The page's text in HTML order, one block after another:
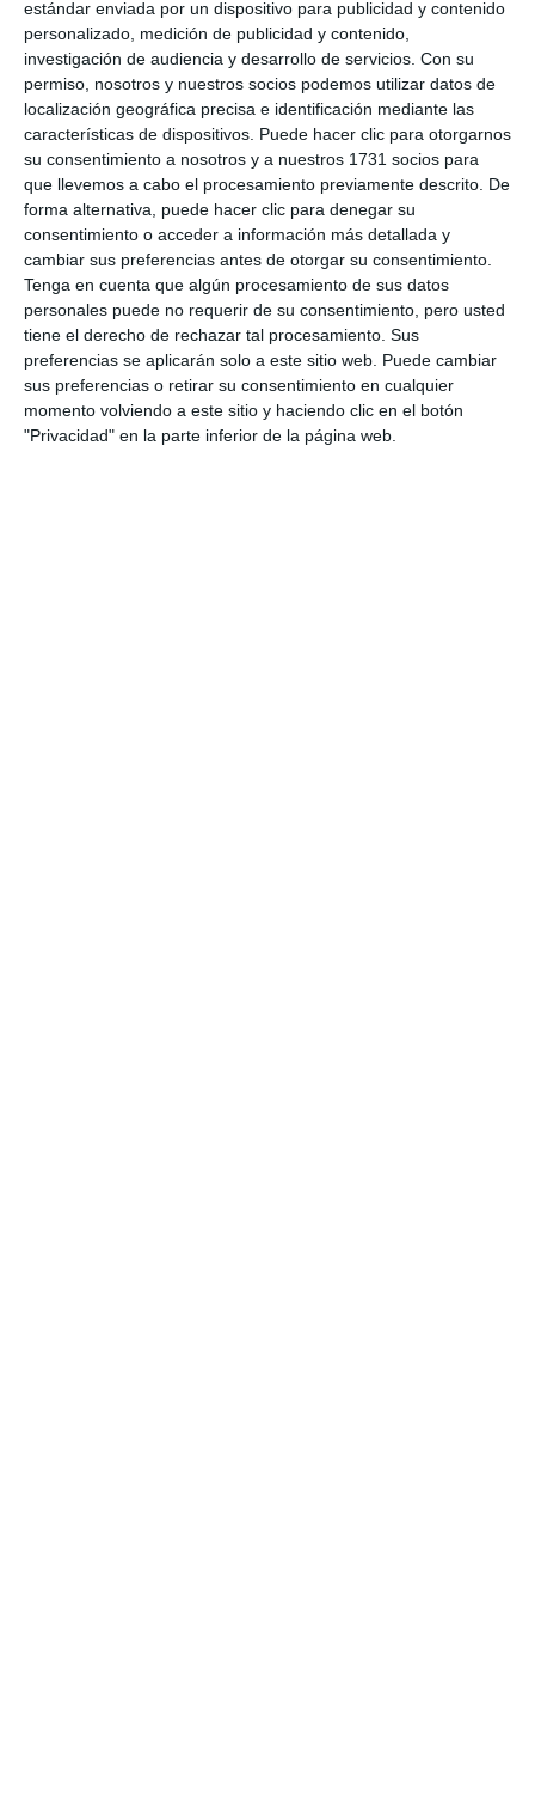
estándar enviada por un dispositivo para publicidad y contenido
personalizado, medición de publicidad y contenido,
investigación de audiencia y desarrollo de servicios. Con su
permiso, nosotros y nuestros socios podemos utilizar datos de
localización geográfica precisa e identificación mediante las
características de dispositivos. Puede hacer clic para otorgarnos
su consentimiento a nosotros y a nuestros 1731 socios para
que llevemos a cabo el procesamiento previamente descrito. De
forma alternativa, puede hacer clic para denegar su
consentimiento o acceder a información más detallada y
cambiar sus preferencias antes de otorgar su consentimiento.
Tenga en cuenta que algún procesamiento de sus datos
personales puede no requerir de su consentimiento, pero usted
tiene el derecho de rechazar tal procesamiento. Sus
preferencias se aplicarán solo a este sitio web. Puede cambiar
sus preferencias o retirar su consentimiento en cualquier
momento volviendo a este sitio y haciendo clic en el botón
"Privacidad" en la parte inferior de la página web.